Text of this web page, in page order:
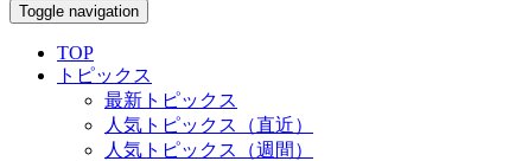
Toggle navigation
TOP
トピックス
最新トピックス
人気トピックス（直近）
人気トピックス（週間）